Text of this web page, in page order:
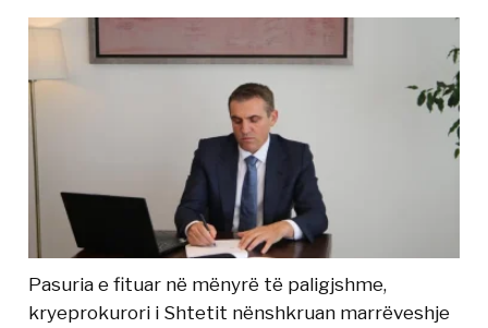
Pasuria e fituar në mënyrë të paligjshme,
kryeprokurori i Shtetit nënshkruan marrëveshje